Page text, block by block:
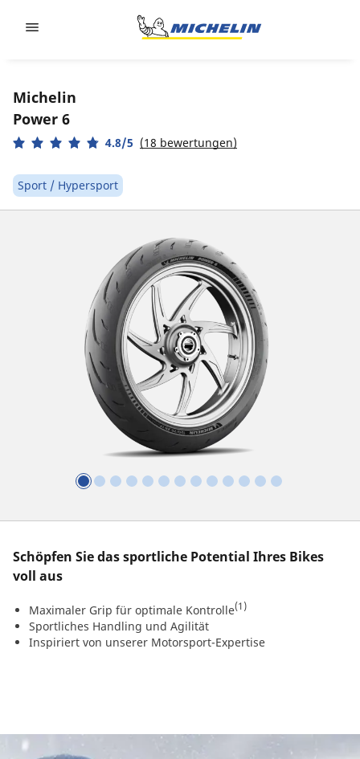
Michelin
Power 6
4.8/5 (18 bewertungen)
Sport / Hypersport
Schöpfen Sie das sportliche Potential Ihres Bikes
voll aus
Maximaler Grip für optimale Kontrolle(1)
Sportliches Handling und Agilität
Inspiriert von unserer Motorsport-Expertise